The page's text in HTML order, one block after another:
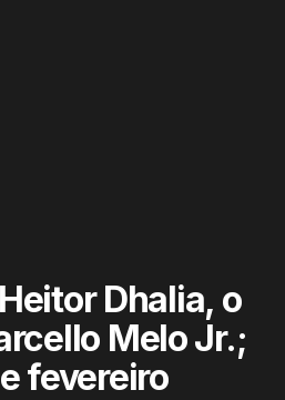
Dhalia, o
Melo Jr.;
fevereiro